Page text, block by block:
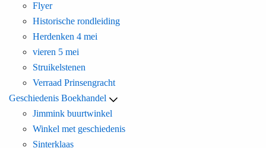
Flyer
Historische rondleiding
Herdenken 4 mei
vieren 5 mei
Struikelstenen
Verraad Prinsengracht
Geschiedenis Boekhandel
Jimmink buurtwinkel
Winkel met geschiedenis
Sinterklaas